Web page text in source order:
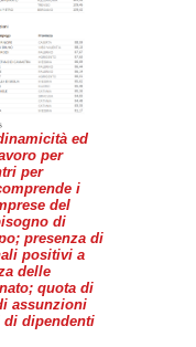
ed
per
per
i
del
di
presenza di
positivi a
delle
quota di
assunzioni
di dipendenti